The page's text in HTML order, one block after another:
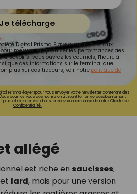
Je télécharge
Digital Prisma Players analyse le taux
mesurer et optimiser les performances des
savoir si vous ouvrez les courriels, l'heure à
que des informations sur le terminal que
plus sur ces traceurs, voir notre politique de
Prisma Playerspour vous envoyer votre newsletter contenant des
pourrez vous désinscrire en utilisant le lien de désabonnement
plus et exercer vos droits, prenez connaissance de notreCharte de
Confidentialité.
allégé
est riche en saucisses,
et lard, mais pour une version